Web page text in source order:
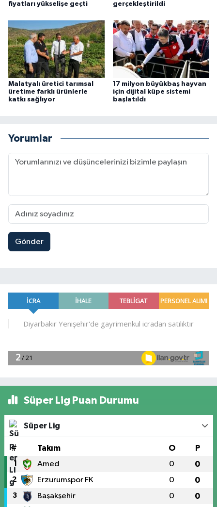
fiyatları yükselişe geçti gerçekleştirildi
Malatyalı üretici tarımsal
üretime farklı ürünlerle
katkı sağlıyor
17 milyon büyükbaş hayvan
için dijital küpe sistemi
başlatıldı
Yorumlar
Gönder
Süper Lig Puan Durumu
Süper Lig
# Takım O P
1 Amed 0 0
2 Erzurumspor FK 0 0
3 Başakşehir 0 0